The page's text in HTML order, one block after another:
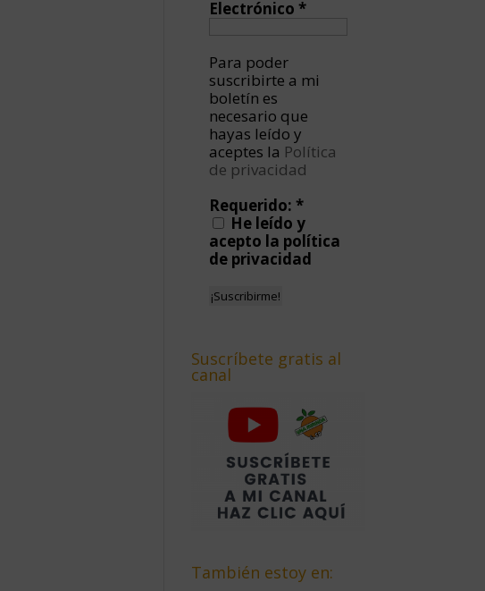
Electrónico*
Para poder
suscribirte a mi
boletín es
necesario que
hayas leído y
aceptes la Política
de privacidad
Requerido:*
He leído y
acepto la política
de privacidad
Suscríbete gratis al
canal
También estoy en: